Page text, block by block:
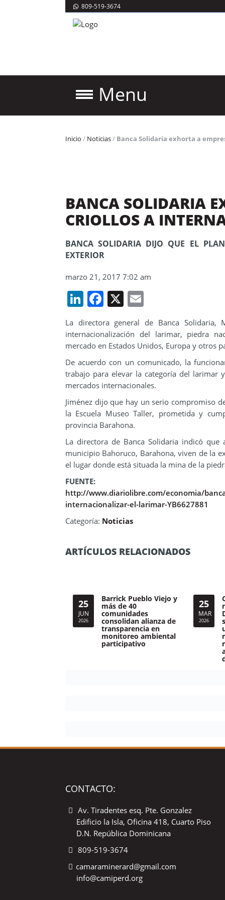
809-519-3674
Menu
Inicio / Noticias/ Banca Solidaria exhorta a
BANCA SOLIDARIA
CRIOLLOS A
BANCA SOLIDARIA DIJO QUE EL
EXTERIOR
marzo 21, 2017 7:02 am
LinkedIn
Facebook
X
La directora general de Banca
internacionalización del larimar, piedra
mercado en Estados Unidos, Europa y otros
De acuerdo con un comunicado, la
trabajo para elevar la categoría del larimar
mercados internacionales.
Jiménez dijo que hay un serio compromiso
la Escuela Museo Taller, prometida y
provincia Barahona.
La directora de Banca Solidaria indicó
municipio Bahoruco, Barahona, viven de la
el lugar donde está situada la mina de la
FUENTE:
http://www.diariolibre.com/economia/
internacionalizar-el-larimar-YB6627881
Categoría: Noticias
ARTÍCULOS RELACIONADOS
25
JUN
2026
Barrick Pueblo Viejo y
más de 40
comunidades
consolidan alianza de
transparencia en
monitoreo ambiental
participativo
25
MAR
2026
CONTACTO:
Av. Tiradentes esq. Pte. Gonzalez
Edificio la Isla, Oficina 418, Cuarto Piso
D.N. República Dominicana
809-519-3674
camaraminerard@gmail.com
info@camiperd.org